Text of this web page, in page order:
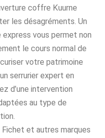
coffre Kuurne
les désagréments. Un
vous permet non
le cours normal de
votre patrimoine
serrurier expert en
d’une intervention
au type de
et autres marques